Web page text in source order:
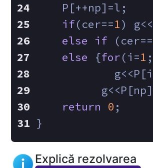
    P[++np]=l;
if(cer==1)
else if (cer==
else {for(i=1
return
0 ;
}
Explică rezolvarea